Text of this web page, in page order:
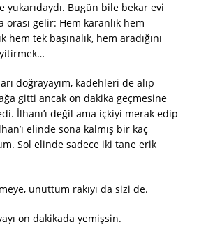
yukarıdaydı. Bugün bile bekar evi
orası gelir: Hem karanlık hem
hem tek başınalık, hem aradığını
doğrayayım, kadehleri de alıp
gitti ancak on dakika geçmesine
İlhanı’ı değil ama içkiyi merak edip
elinde sona kalmış bir kaç
Sol elinde sadece iki tane erik
unuttum rakıyı da sizi de.
on dakikada yemişsin.